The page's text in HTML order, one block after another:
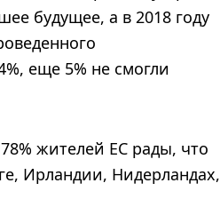
будущее, а в 2018 году
еще 5% не смогли
жителей ЕС рады, что
Ирландии, Нидерландах,